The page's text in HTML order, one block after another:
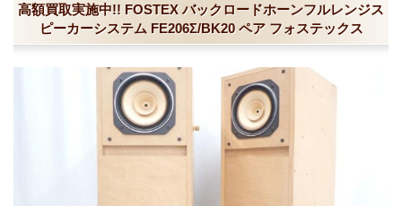
高額買取実施中!! FOSTEX バックロードホーンフルレンジス
ピーカーシステム FE206Σ/BK20 ペア フォステックス